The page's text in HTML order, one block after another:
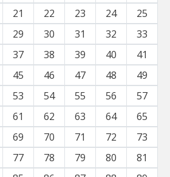
21 22 23 24
25
29 30 31 32
33
37 38 39 40
41
45 46 47 48
49
53 54 55 56
57
61 62 63 64
65
69 70 71 72
73
77 78 79 80
81